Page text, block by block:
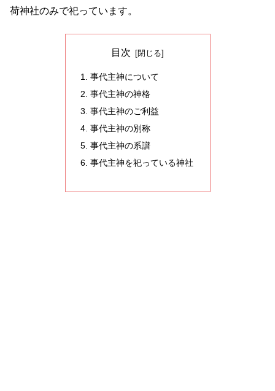
荷神社のみで祀っています。
目次
事代主神について
事代主神の神格
事代主神のご利益
事代主神の別称
事代主神の系譜
事代主神を祀っている神社